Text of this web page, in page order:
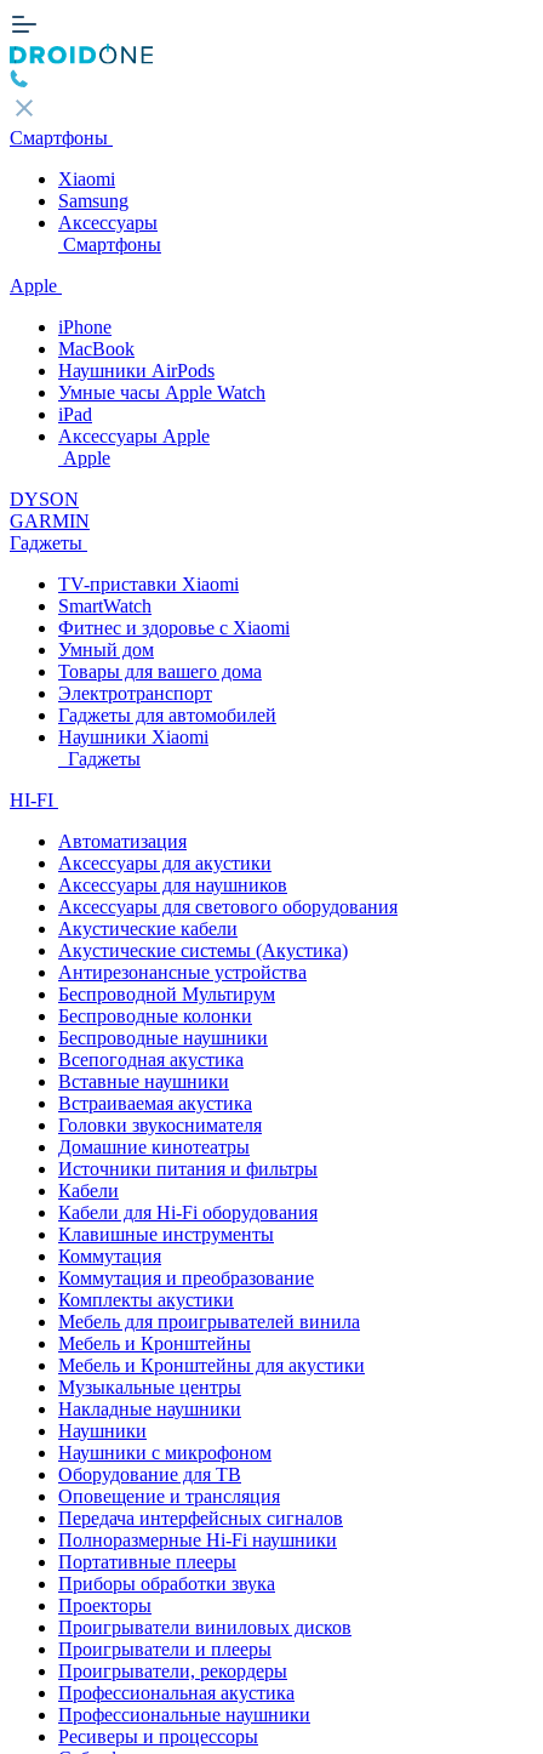
Смартфоны
Xiaomi
Samsung
Аксессуары
Смартфоны
Apple
iPhone
MacBook
Наушники AirPods
Умные часы Apple Watch
iPad
Аксессуары Apple
Apple
DYSON
GARMIN
Гаджеты
TV-приставки Xiaomi
SmartWatch
Фитнес и здоровье с Xiaomi
Умный дом
Товары для вашего дома
Электротранспорт
Гаджеты для автомобилей
Наушники Xiaomi
Гаджеты
HI-FI
Автоматизация
Аксессуары для акустики
Аксессуары для наушников
Аксессуары для светового оборудования
Акустические кабели
Акустические системы (Акустика)
Антирезонансные устройства
Беспроводной Мультирум
Беспроводные колонки
Беспроводные наушники
Всепогодная акустика
Вставные наушники
Встраиваемая акустика
Головки звукоснимателя
Домашние кинотеатры
Источники питания и фильтры
Кабели
Кабели для Hi-Fi оборудования
Клавишные инструменты
Коммутация
Коммутация и преобразование
Комплекты акустики
Мебель для проигрывателей винила
Мебель и Кронштейны
Мебель и Кронштейны для акустики
Музыкальные центры
Накладные наушники
Наушники
Наушники с микрофоном
Оборудование для ТВ
Оповещение и трансляция
Передача интерфейсных сигналов
Полноразмерные Hi-Fi наушники
Портативные плееры
Приборы обработки звука
Проекторы
Проигрыватели виниловых дисков
Проигрыватели и плееры
Проигрыватели, рекордеры
Профессиональная акустика
Профессиональные наушники
Ресиверы и процессоры